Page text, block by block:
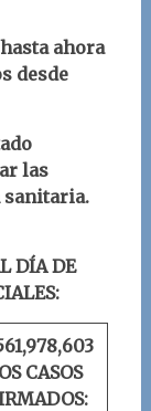
ahora
desde
las
sanitaria.
DÍA DE
CASOS